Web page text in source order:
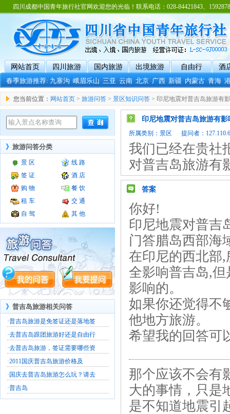
四川成都中国青年旅行社官网欢迎您的光临！联系电话：028-84421843、
网站首页 四川旅游 国内旅游 出境旅游 自由行
酒
春季旅游推荐:九寨沟 峨眉乐山 三亚 云南 北京 广西 新疆 内蒙古 青海
您当前位置： 网站首页 > 旅游问答 > 景区知识问答 > 印尼地震对普吉岛旅游有
》 旅游问答分类
景 区
线 路
签 证
酒 店
购 物
餐 饮
租 车
交 通
自 驾
其 他
》 普吉岛旅游相关问答
·普吉岛旅游是免签证还是落地签
·去普吉岛跟团旅游好还是自由行
·去普吉岛旅游，签证需要哪些资
·2011国庆普吉岛旅游价格及
· 国庆去普吉岛旅游怎么玩？请去
·普吉岛
印尼地震对普吉岛旅游有影
所属类别： 景区 提问者：
我们已经在贵社
对普吉岛旅游有
答案
你好!
印尼地震对普吉
门答腊岛西部海
在印尼的西北部
全影响普吉岛,
影响的。
如果你还觉得不
他地方旅游。
希望我的回答可
那个应该不会有
大的事情，只是
是不知道地震引